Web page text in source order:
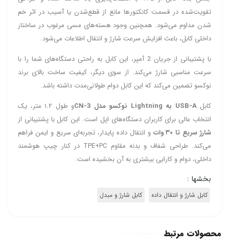
تقویت‌شده در قسمت کانکتورها مانع از قطع‌شدن یا آسیب در اثر خم
شدن مداوم می‌شود. همچنین وجود هسته‌های مسی مرغوب در ساختار
داخلی کابل، باعث افزایش سرعت شارژ و انتقال اطلاعات می‌شود.
با پشتیبانی از جریان 2 آمپر، این کابل به راحتی دستگاه‌های شما را با
سرعت مناسبی شارژ می‌کند. از سوی دیگر، کیفیت ساخت بالای برند
نوکسو تضمین می‌کند که این کابل دوام طولانی‌مدت داشته باشد.
کابلUSB-A به Lightning نوکسو مدل CN-3
و طول ۱.۲ متر، یک
انتخاب عالی برای کاربران دستگاه‌های اپل است. این کابل با پشتیبانی از
شارژ سریع تا ۳۰ وات
و انتقال داده پایدار، تجربه‌ای سریع و ایمن فراهم
می‌کند. طراحی شفاف و بدنه مقاوم TPE+PC در کنار چیپ هوشمند
داخلی، دوام و کارایی بیشتری به آن بخشیده است.
بخشها :
کابل شارژ و انتقال داده کابل شارژ و مبدل
محصولات مرتبط